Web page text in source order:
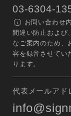
03-6304-
お問い合わせ
間違い防止および
なご案内のため、
容を録音させてい
ります。
代表メールアド